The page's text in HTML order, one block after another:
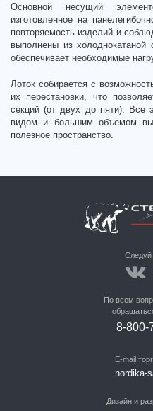
Основной несущий
изготовленное на
повторяемость изделий и
выполнены из
обеспечивает необходимые
Лоток собирается с
их перестановки, что
секций (от двух до пяти). Все
видом и большим объемом
полезное пространство.
По всем
8-800-
E-mail
nordika-
Дизайн и